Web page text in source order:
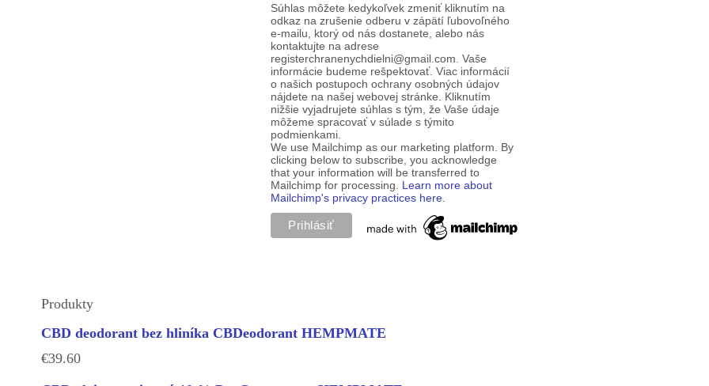
Súhlas môžete kedykoľvek zmeniť kliknutím na
odkaz na zrušenie odberu v zápätí ľubovoľného
e-mailu, ktorý od nás dostanete, alebo nás
kontaktujte na adrese
registerchranenychdielni@gmail.com. Vaše
informácie budeme rešpektovať. Viac informácií
o našich postupoch ochrany osobných údajov
nájdete na našej webovej stránke. Kliknutím
nižšie vyjadrujete súhlas s tým, že Vaše údaje
môžeme spracovať v súlade s týmito
podmienkami.
We use Mailchimp as our marketing platform. By
clicking below to subscribe, you acknowledge
that your information will be transferred to
Mailchimp for processing. Learn more about
Mailchimp's privacy practices here.
Produkty
CBD deodorant bez hliníka CBDeodorant HEMPMATE
€39.60